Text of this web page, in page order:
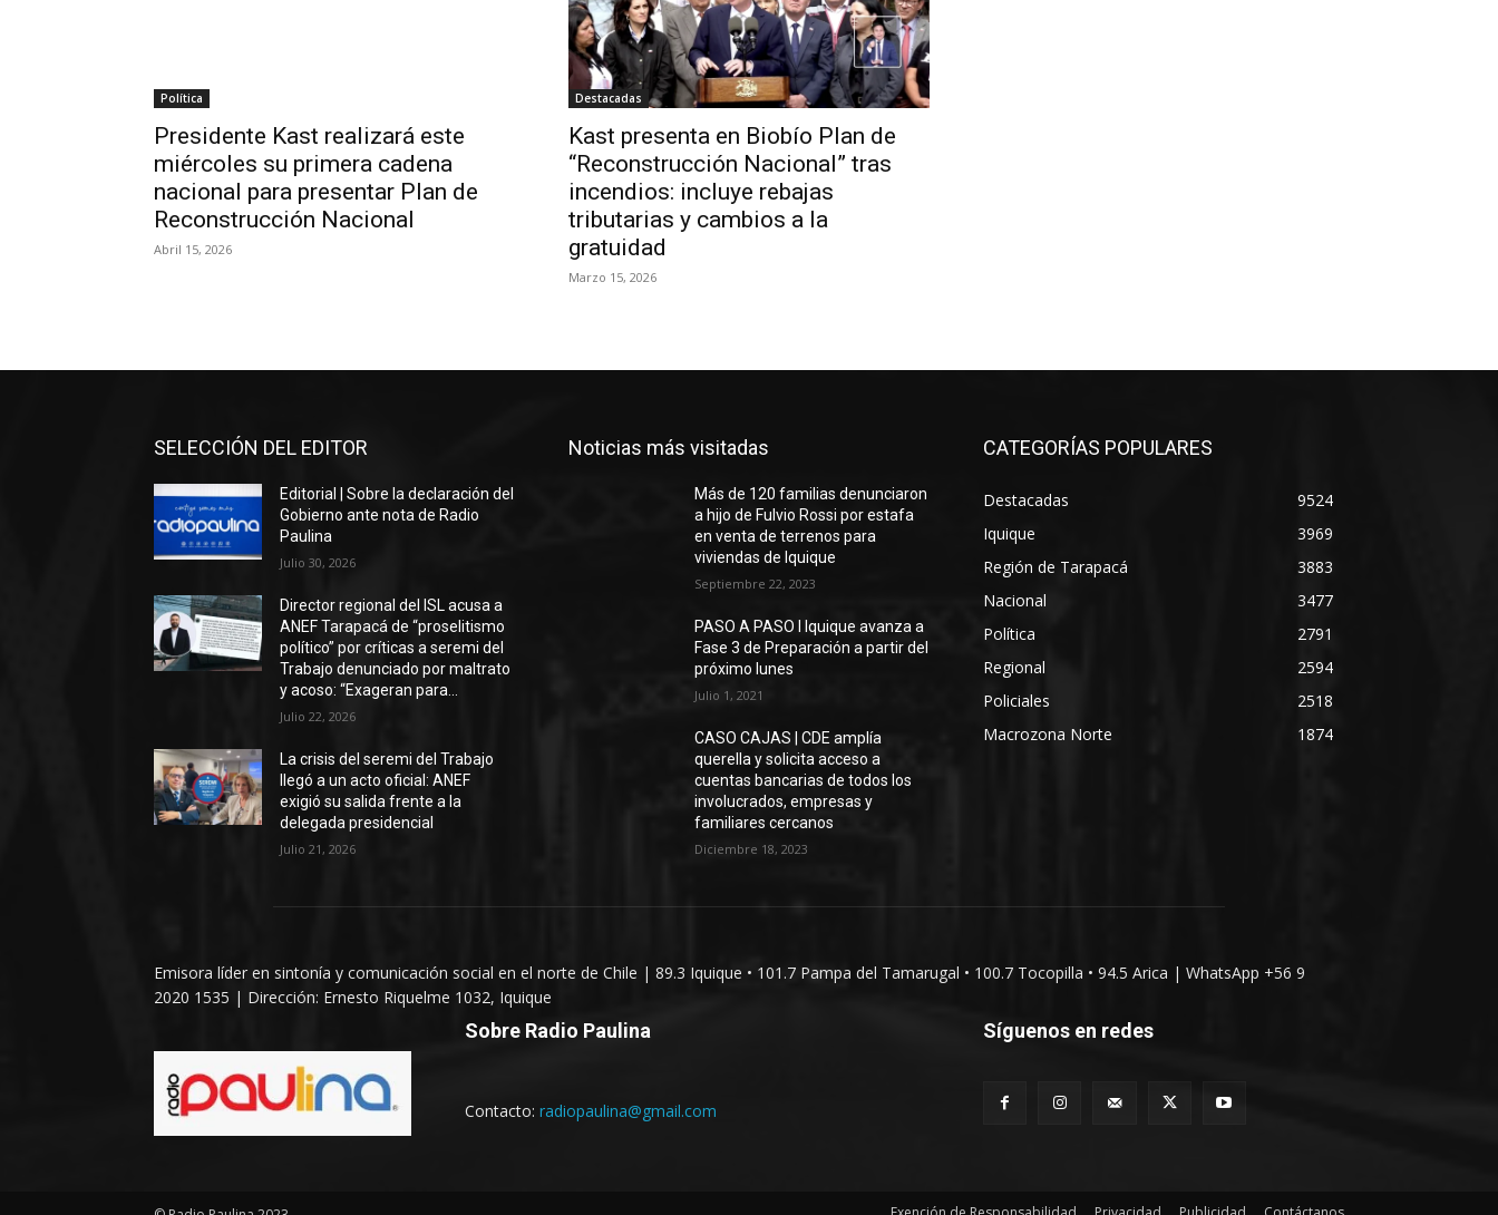
Política
Presidente Kast realizará este
miércoles su primera cadena
nacional para presentar Plan de
Reconstrucción Nacional
Abril 15, 2026
Destacadas
Kast presenta en Biobío Plan de
“Reconstrucción Nacional” tras
incendios: incluye rebajas
tributarias y cambios a la
gratuidad
Marzo 15, 2026
SELECCIÓN DEL EDITOR
Editorial | Sobre la declaración del
Gobierno ante nota de Radio
Paulina
Julio 30, 2026
Director regional del ISL acusa a
ANEF Tarapacá de “proselitismo
político” por críticas a seremi del
Trabajo denunciado por maltrato
y acoso: “Exageran para...
Julio 22, 2026
La crisis del seremi del Trabajo
llegó a un acto oficial: ANEF
exigió su salida frente a la
delegada presidencial
Julio 21, 2026
Noticias más visitadas
Más de 120 familias denunciaron
a hijo de Fulvio Rossi por estafa
en venta de terrenos para
viviendas de Iquique
Septiembre 22, 2023
PASO A PASO I Iquique avanza a
Fase 3 de Preparación a partir del
próximo lunes
Julio 1, 2021
CASO CAJAS | CDE amplía
querella y solicita acceso a
cuentas bancarias de todos los
involucrados, empresas y
familiares cercanos
Diciembre 18, 2023
CATEGORÍAS POPULARES
Destacadas
9524
Iquique
3969
Región de Tarapacá
3883
Nacional
3477
Política
2791
Regional
2594
Policiales
2518
Macrozona Norte
1874
Emisora líder en sintonía y comunicación social en el norte de Chile | 89.3 Iquique • 101.7 Pampa del Tamarugal • 100.7 Tocopilla • 94.5 Arica | WhatsApp +56 9
2020 1535 | Dirección: Ernesto Riquelme 1032, Iquique
Sobre Radio Paulina
Contacto: radiopaulina@gmail.com
Síguenos en redes